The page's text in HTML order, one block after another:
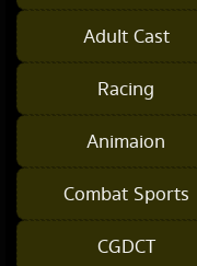
Adult Cast
Racing
Animaion
Combat Sports
CGDCT